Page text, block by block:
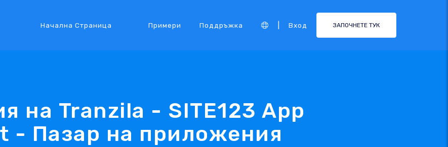
Начална Страница Примери Поддръжка Вход ЗАПОЧНЕТЕ ТУК
на Tranzila - SITE123 App
- Пазар на приложения